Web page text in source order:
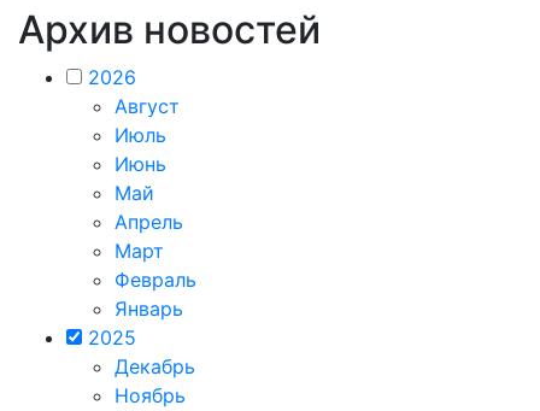
Архив новостей
2026
Август
Июль
Июнь
Май
Апрель
Март
Февраль
Январь
2025
Декабрь
Ноябрь